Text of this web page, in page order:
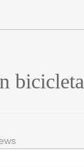
bicicleta